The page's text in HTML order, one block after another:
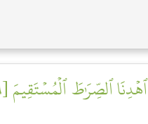
ٱهۡدِنَا ٱلصِّرَٰطَ ٱلۡمُسۡتَقِيمَ [٦]